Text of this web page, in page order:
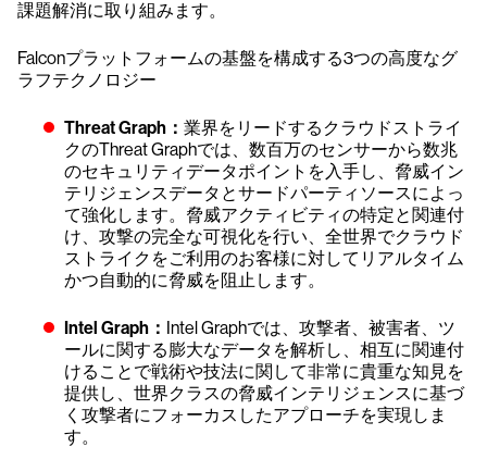
課題解消に取り組みます。
Falconプラットフォームの基盤を構成する3つの高度なグ
ラフテクノロジー
Threat Graph： 業界をリードするクラウドストライ
クのThreat Graphでは、数百万のセンサーから数兆
のセキュリティデータポイントを入手し、脅威イン
テリジェンスデータとサードパーティソースによっ
て強化します。脅威アクティビティの特定と関連付
け、攻撃の完全な可視化を行い、全世界でクラウド
ストライクをご利用のお客様に対してリアルタイム
かつ自動的に脅威を阻止します。
Intel Graph： Intel Graphでは、攻撃者、被害者、ツ
ールに関する膨大なデータを解析し、相互に関連付
けることで戦術や技法に関して非常に貴重な知見を
提供し、世界クラスの脅威インテリジェンスに基づ
く攻撃者にフォーカスしたアプローチを実現しま
す。